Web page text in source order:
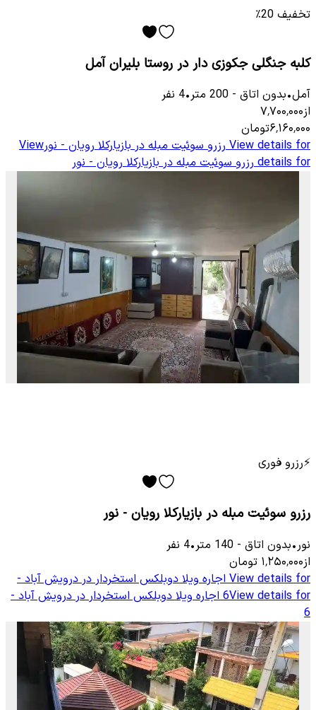
تخفیف 20٪
کلبه جنگلی جکوزی دار در روستا بلیران آمل
آمل•بدون اتاق -
200 متر•
4 نفر
از۷٬۷۰۰٬۰۰۰
۶٬۱۶۰٬۰۰۰تومان
View details for رزرو سوئیت مبله در بازیارکلا رویان - نورView
details for رزرو سوئیت مبله در بازیارکلا رویان - نور
⚡رزرو فوری
رزرو سوئیت مبله در بازیارکلا رویان - نور
نور•بدون اتاق -
140 متر•
4 نفر
از۱٬۲۵۰٬۰۰۰ تومان
View details for اجاره ویلا دوبلکس استخردار در درویش آباد -
6View details for اجاره ویلا دوبلکس استخردار در درویش آباد -
6